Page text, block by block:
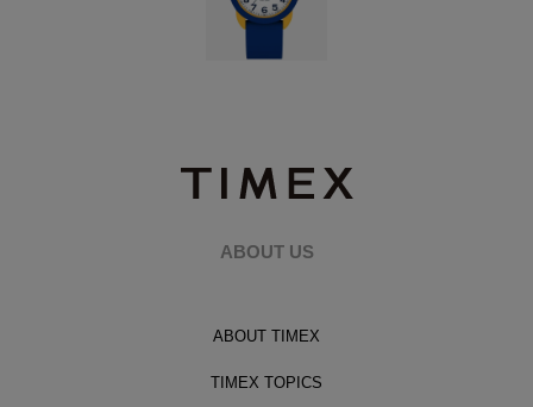
ABOUT US
ABOUT TIMEX
TIMEX TOPICS